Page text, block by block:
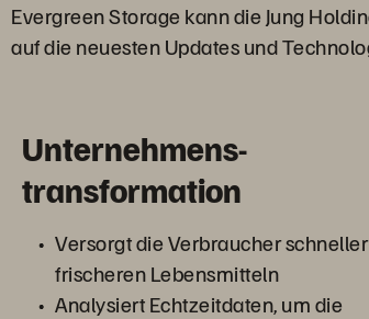
Evergreen Storage kann die Jung
auf die neuesten Updates und
Unternehmens-
transformation
Versorgt die Verbraucher
frischeren Lebensmitteln
Analysiert Echtzeitdaten, um die